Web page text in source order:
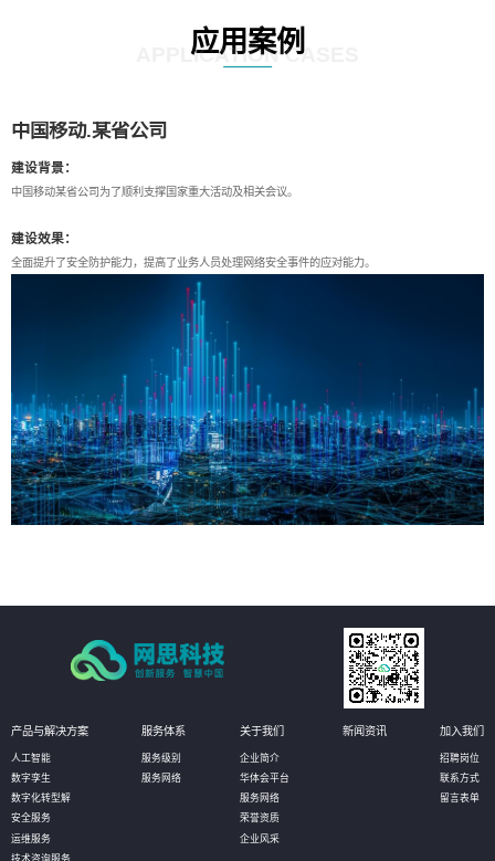
应用案例
APPLICATION CASES
中国移动.某省公司
建设背景：
中国移动某省公司为了顺利支撑国家重大活动及相关会议。
建设效果：
全面提升了安全防护能力，提高了业务人员处理网络安全事件的应对能力。
产品与解决方案
人工智能
数字孪生
数字化转型解
安全服务
运维服务
技术咨询服务
服务体系
服务级别
服务网络
关于我们
企业简介
华体会平台
服务网络
荣誉资质
企业风采
新闻资讯 加入我们
招聘岗位
联系方式
留言表单